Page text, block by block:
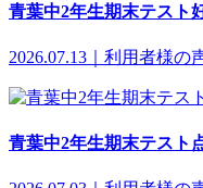
青葉中2年生期末テスト
2026.07.13｜利用者様の
青葉中2年生期末テスト